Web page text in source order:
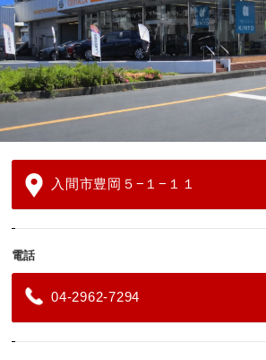
入間市豊岡５−１−１１
電話
04-2962-7294